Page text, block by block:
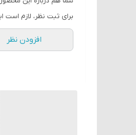
برای ثبت نظر، لازم است
افزودن نظر